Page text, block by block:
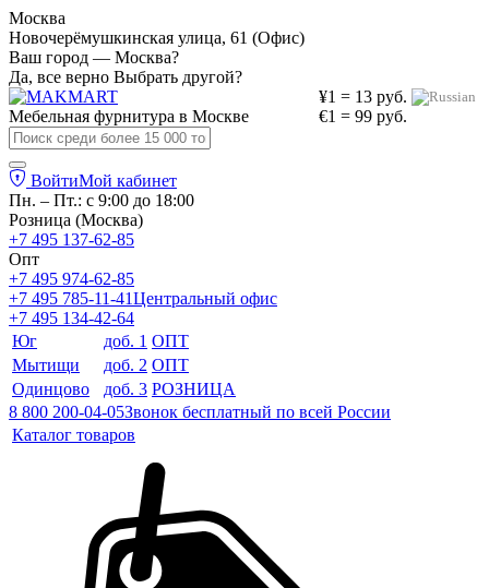
Москва
Новочерёмушкинская улица, 61 (Офис)
Ваш город — Москва?
Да, все верно Выбрать другой?
¥1 = 13 руб.
€1 = 99 руб.
Мебельная фурнитура в Москве
ВойтиМой кабинет
Пн. – Пт.: с 9:00 до 18:00
Розница (Москва)
+7 495 137-62-85
Опт
+7 495 974-62-85
+7 495 785-11-41Центральный офис
+7 495 134-42-64
Юг
доб. 1 ОПТ
Мытищи
доб. 2 ОПТ
Одинцово
доб. 3 РОЗНИЦА
8 800 200-04-05Звонок бесплатный по всей России
Каталог товаров